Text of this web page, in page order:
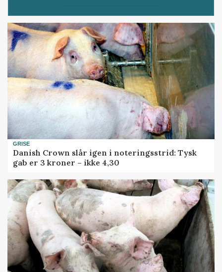
GRISE
Danish Crown slår igen i noteringsstrid: Tysk
gab er 3 kroner – ikke 4,30